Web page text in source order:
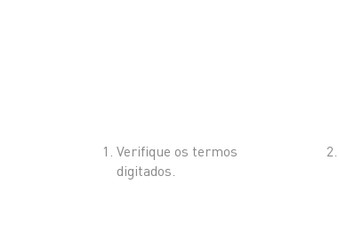
Verifique os termos
digitados.